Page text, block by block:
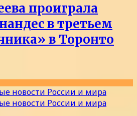
проиграла
в третьем
в Торонто